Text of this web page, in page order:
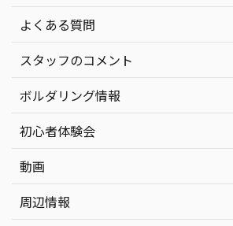
よくある質問
スタッフのコメント
ボルダリング情報
初心者体験会
動画
周辺情報